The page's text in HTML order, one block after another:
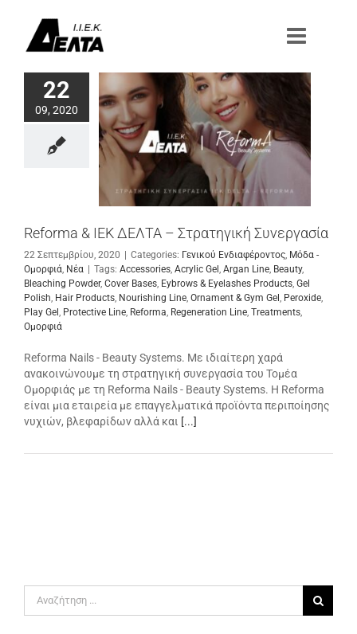
περιεχόμενο
22
09, 2020
Reforma & ΙΕΚ ΔΕΛΤΑ – Στρατηγική Συνεργασία
22 Σεπτεμβρίου, 2020 | Categories: Γενικού Ενδιαφέροντος Μόδα -
Ομορφιά Νέα | Tags: Accessories Acrylic Gel Argan Line Beauty,
Bleaching Powder, Cover Bases Eybrows & Eyelashes Products Gel
Polish Hair Products Nourishing Line Ornament & Gym Gel Peroxide
Play Gel Protective Line Reforma Regeneration Line Treatments
Ομορφιά
Reforma Nails - Beauty Systems. Με ιδιαίτερη χαρά
ανακοινώνουμε τη στρατηγική συνεργασία του Τομέα
Ομορφιάς με τη Reforma Nails - Beauty Systems. Η Reforma
είναι μια εταιρεία με επαγγελματικά προϊόντα περιποίησης
νυχιών, βλεφαρίδων αλλά και [...]